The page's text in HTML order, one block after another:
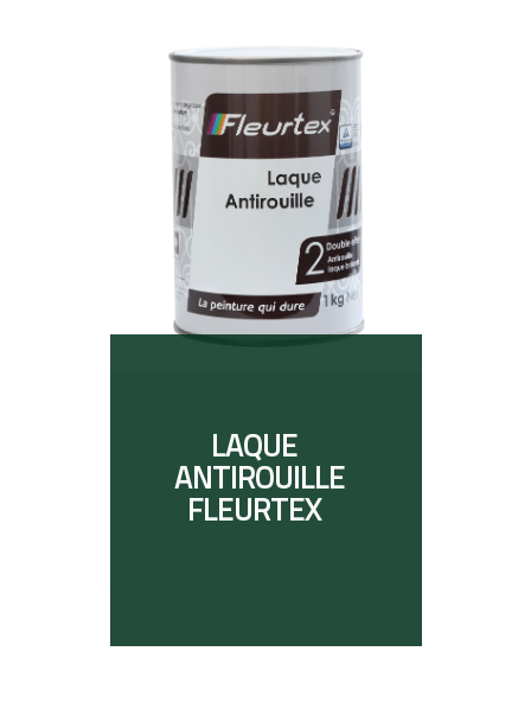
LAQUE
ANTIROUILLE
FLEURTEX